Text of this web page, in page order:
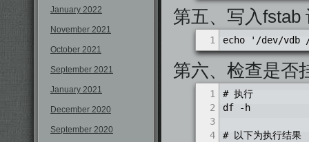
January 2022
November 2021
October 2021
September 2021
January 2021
December 2020
September 2020
第五、写入fstab
1 echo '/dev/vdb
第六、检查是否
1
2
3
4
# 执行
df -h
# 以下为执行结果